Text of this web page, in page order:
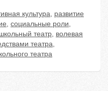
культура, развитие
, социальные роли,
театр, волевая
театра,
театра